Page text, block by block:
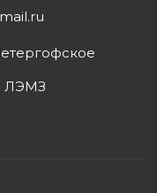
ЛЭМЗ